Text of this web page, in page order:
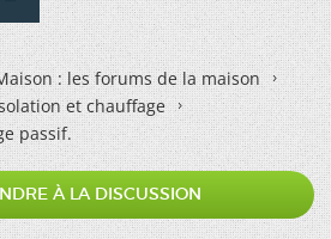
: les forums de la maison
et chauffage
passif.
À LA DISCUSSION